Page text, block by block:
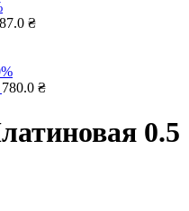
₴
780.0 ₴
0.5